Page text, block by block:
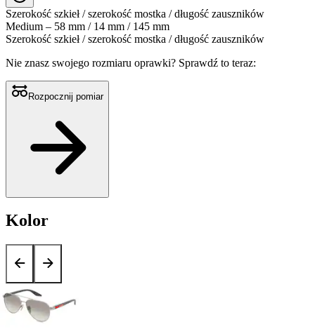
Szerokość szkieł / szerokość mostka / długość zauszników
Medium – 58 mm / 14 mm / 145 mm
Szerokość szkieł / szerokość mostka / długość zauszników
Nie znasz swojego rozmiaru oprawki? Sprawdź to teraz:
Rozpocznij pomiar
Kolor